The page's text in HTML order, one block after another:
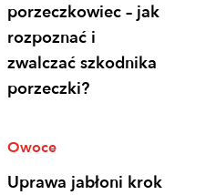
porzeczkowiec – jak
rozpoznać i
zwalczać szkodnika
porzeczki?
Owoce
Uprawa jabłoni krok